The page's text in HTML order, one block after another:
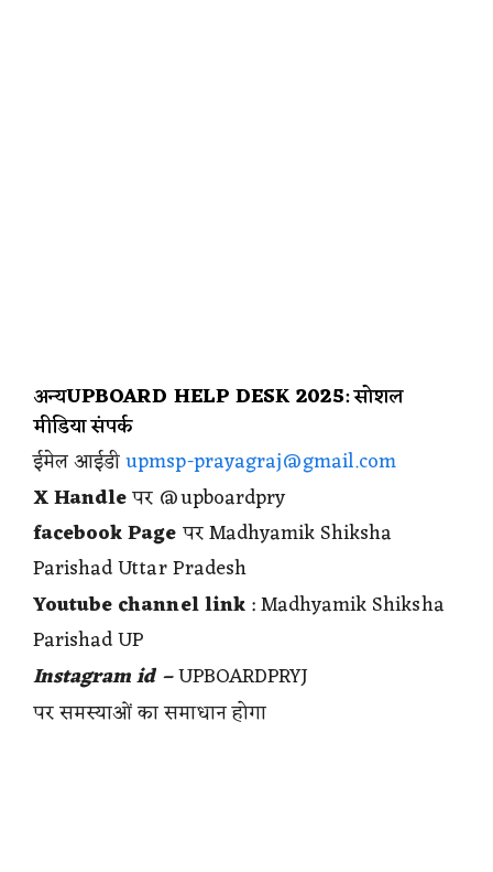
अन्यUPBOARD HELP DESK 2025: सोशल
मीडिया संपर्क
ईमेल आईडीupmsp-prayagraj@gmail.com
X Handleपर @upboardpry
facebook Pageपर Madhyamik Shiksha
Parishad Uttar Pradesh
Youtube channel link: Madhyamik Shiksha
Parishad UP
Instagram id –UPBOARDPRYJ
पर समस्याओं का समाधान होगा